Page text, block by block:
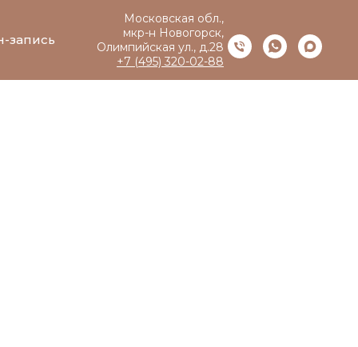
запись
Московская обл.,
мкр-н Новогорск,
Олимпийская ул., д.28
+7 (495) 320-02-88